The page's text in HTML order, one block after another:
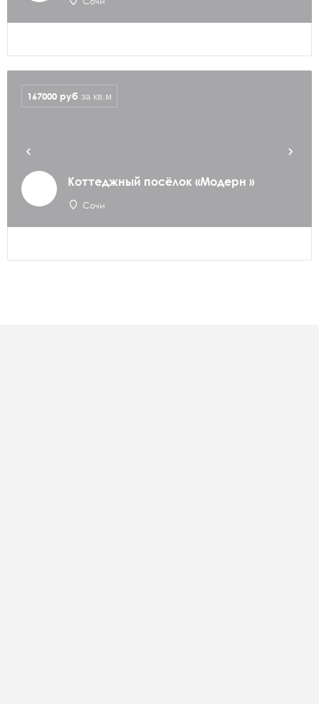
Коттеджный посёлок «Модерн »
Сочи
167000 руб за кв.м